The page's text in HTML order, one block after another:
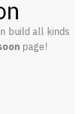
build all kinds
page!